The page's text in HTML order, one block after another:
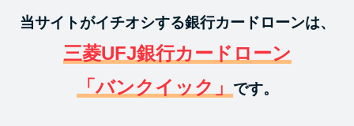
当サイトがイチオシする銀行カードローンは、
三菱UFJ銀行カードローン
「バンクイック」
です。